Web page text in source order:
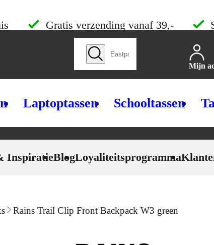
Gratis verzending vanaf 39,-
Laptoptassen Schooltassen
InspiratieBlogLoyaliteitsprogramma
Mijn
Rains Trail Clip Front Backpack W3 green